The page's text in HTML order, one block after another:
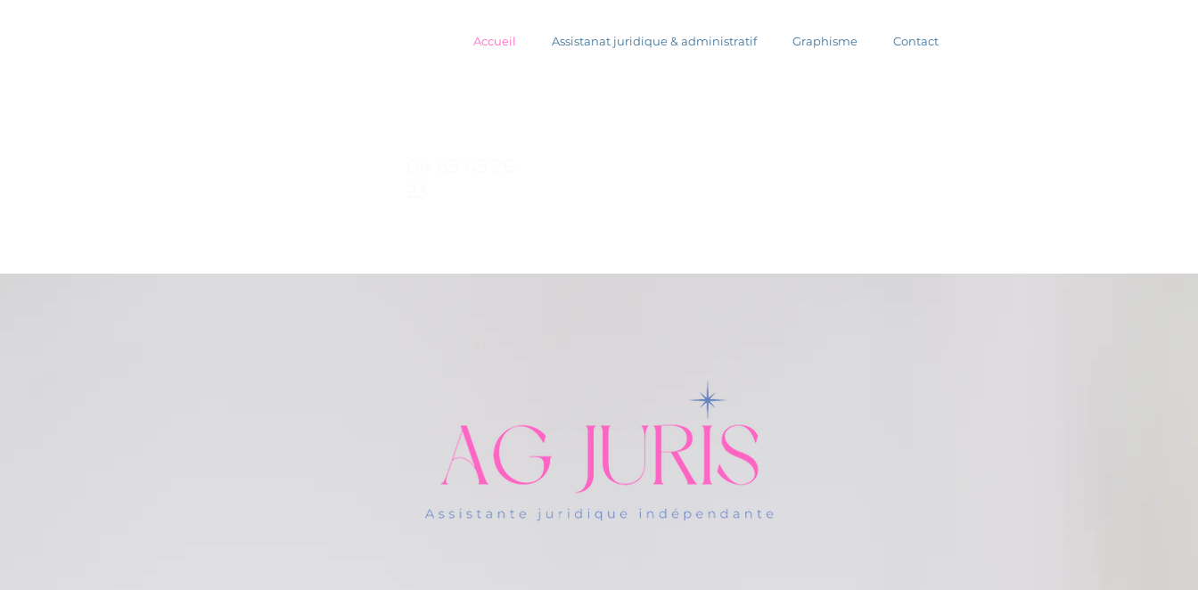
Accueil Assistanat juridique & administratif Graphisme Contact